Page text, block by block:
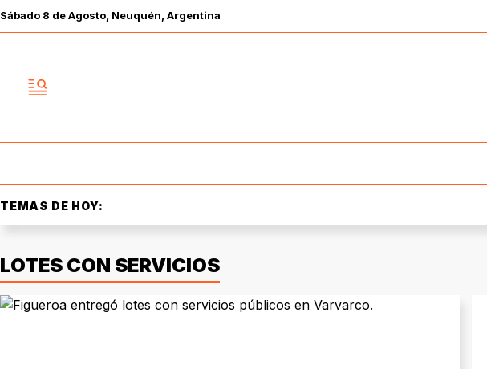
Sábado 8 deAgosto , Neuquén, Argentina
TEMAS DE HOY:
LOTES CON SERVICIOS